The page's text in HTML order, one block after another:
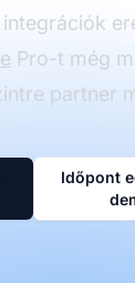
Pro-t még
partner
Időpont